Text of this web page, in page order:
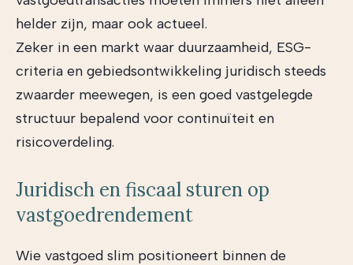
helder zijn, maar ook actueel.
Zeker in een markt waar duurzaamheid, ESG-
criteria en gebiedsontwikkeling juridisch steeds
zwaarder meewegen, is een goed vastgelegde
structuur bepalend voor continuïteit en
risicoverdeling.
Juridisch en fiscaal sturen op
vastgoedrendement
Wie vastgoed slim positioneert binnen de